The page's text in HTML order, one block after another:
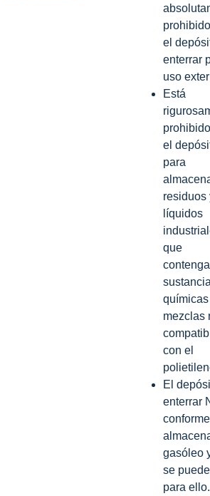
el
enterrar
uso
Está
el
para
residuos
líquidos
que
mezclas
con el
El
enterrar
gasóleo
se
para ello.